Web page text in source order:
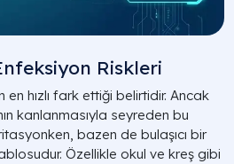
Riskleri
en hızlı fark ettiği belirtidir. Ancak
kanlanmasıyla seyreden bu
bazen de bulaşıcı bir
Özellikle okul ve kreş gibi